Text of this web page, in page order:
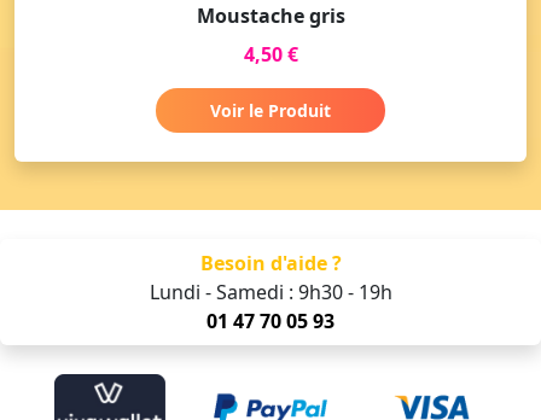
Moustache gris
4,50 €
Voir le Produit
Besoin d'aide ?
Lundi - Samedi : 9h30 - 19h
01 47 70 05 93